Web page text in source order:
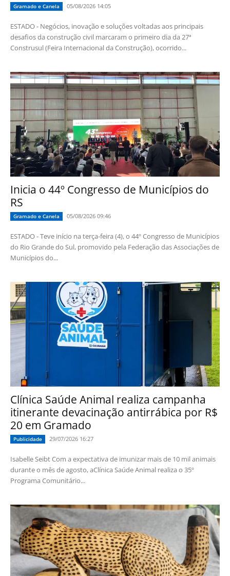
Gramado e Canela 05/08/2026 14:05
ESTADO - Negócios, inovação e soluções voltadas aos principais
desafios da construção civil marcaram o primeiro dia da 27ª
Construsul (Feira Internacional da Construção), ocorrido...
Inicia o 44º Congresso de Municípios do
RS
Gramado e Canela 05/08/2026 09:46
ESTADO - Teve início na terça-feira (4), o 44º Congresso de Municípios
do Rio Grande do Sul, promovido pela Federação das Associações de
Municípios do...
Clínica Saúde Animal realiza campanha
itinerante devacinação antirrábica por R$
20 em Gramado
Publicidade 29/07/2026 16:27
Isabelle Seibt Com a expectativa de imunizar mais de 10 mil animais
durante o mês de agosto, aClínica Saúde Animal realiza o 35º
Programa Comunitário...